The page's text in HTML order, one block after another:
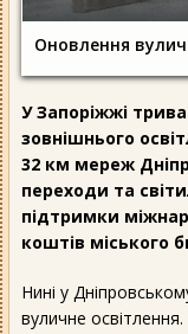
Оновлення
У Запоріжжі
зовнішнього
32 км мереж
переходи та
підтримки
коштів міського
Нині у
вуличне